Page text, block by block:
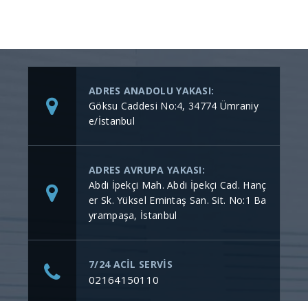
ADRES ANADOLU YAKASI:
Göksu Caddesi No:4, 34774 Ümraniy
e/İstanbul
ADRES AVRUPA YAKASI:
Abdi İpekçi Mah. Abdi İpekçi Cad. Hanç
er Sk. Yüksel Emintaş San. Sit. No:1 Ba
yrampaşa, İstanbul
7/24 ACİL SERVİS
02164150110